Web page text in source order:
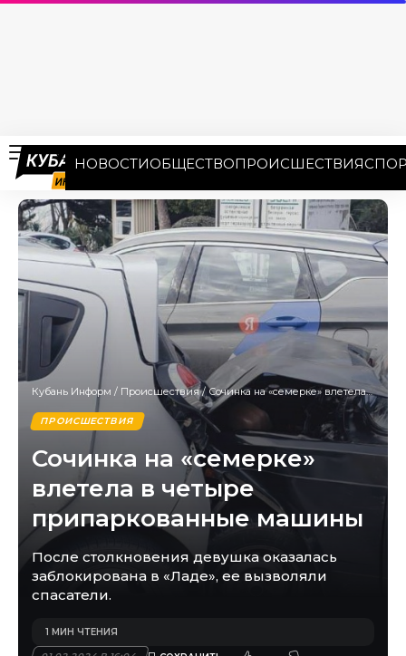
НОВОСТИОБЩЕСТВОПРОИСШЕСТВИЯ
Кубань Информ / Происшествия/ Сочинка на «семерке» влетела в четыре припаркованные машины
ПРОИСШЕСТВИЯ
Сочинка на «семерке»
влетела в четыре
припаркованные машины
После столкновения девушка оказалась
заблокирована в «Ладе», ее вызволяли
спасатели.
1 МИН ЧТЕНИЯ